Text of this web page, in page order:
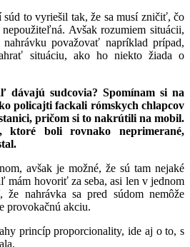
to vyriešil tak, že sa musí zničiť, čo
Avšak rozumiem situácii,
považovať napríklad prípad,
situáciu, ako ho niekto žiada o
dávajú sudcovia? Spomínam si na
policajti fackali rómskych chlapcov
pričom si to nakrútili na mobil.
ktoré boli rovnako neprimerané,
avšak je možné, že sú tam nejaké
mám hovoriť za seba, asi len v jednom
že nahrávka sa pred súdom nemôže
provokačnú akciu.
princíp proporcionality, ide aj o to, s